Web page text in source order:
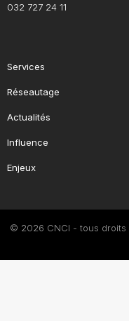
032 727 24 11
Services
Réseautage
Actualités
Influence
Enjeux
© 2026 CNCI - tous